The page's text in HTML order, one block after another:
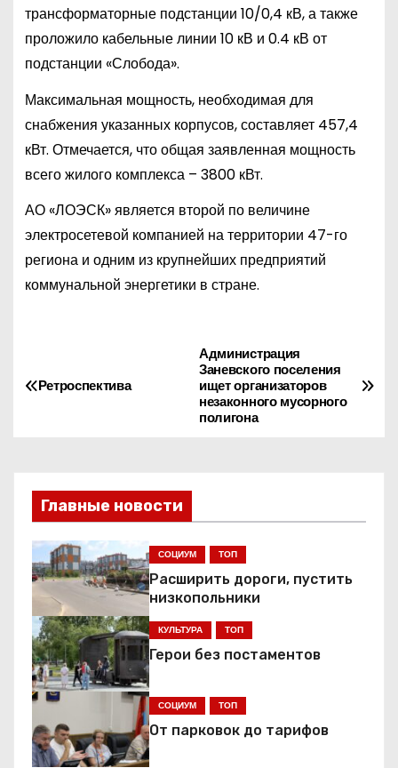
трансформаторные подстанции 10/0,4 кВ, а также
проложило кабельные линии 10 кВ и 0.4 кВ от
подстанции «Слобода».
Максимальная мощность, необходимая для
снабжения указанных корпусов, составляет 457,4
кВт. Отмечается, что общая заявленная мощность
всего жилого комплекса – 3800 кВт.
АО «ЛОЭСК» является второй по величине
электросетевой компанией на территории 47-го
региона и одним из крупнейших предприятий
коммунальной энергетики в стране.
а
г
а
ц
и
я
п
о
Администрация
Заневского поселения
ищет организаторов
незаконного мусорного
полигона
Ретроспектива
Главные новости
СОЦИУМ ТОП
Расширить дороги, пустить
низкопольники
КУЛЬТУРА ТОП
Герои без постаментов
СОЦИУМ ТОП
От парковок до тарифов